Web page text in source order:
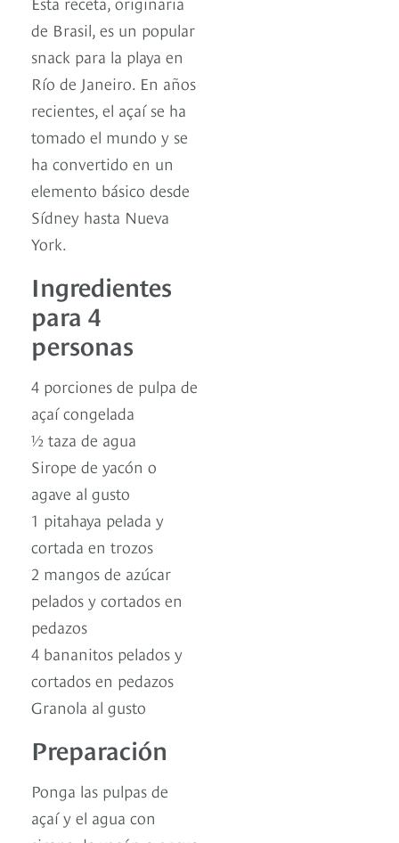
de Brasil, es un popular
snack para la playa en
Río de Janeiro. En años
recientes, el açaí se ha
tomado el mundo y se
ha convertido en un
elemento básico desde
Sídney hasta Nueva
York.
Ingredientes
para 4
personas
4 porciones de pulpa de
açaí congelada
½ taza de agua
Sirope de yacón o
agave al gusto
1 pitahaya pelada y
cortada en trozos
2 mangos de azúcar
pelados y cortados en
pedazos
4 bananitos pelados y
cortados en pedazos
Granola al gusto
Preparación
Ponga las pulpas de
açaí y el agua con